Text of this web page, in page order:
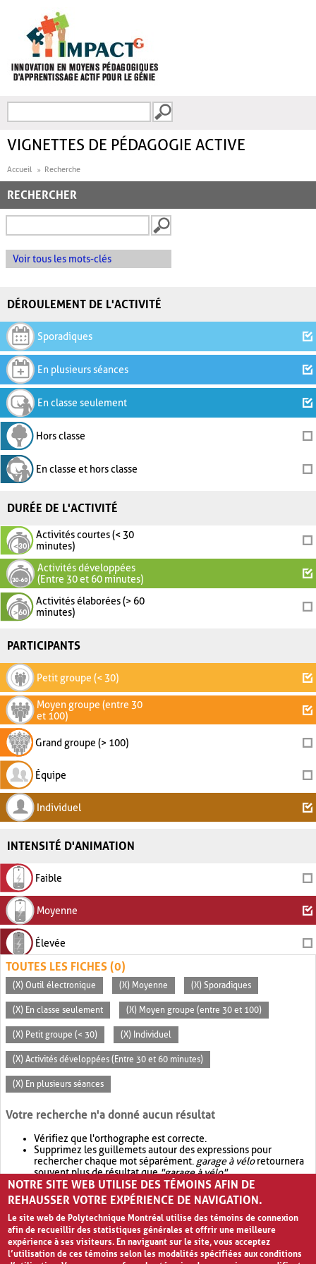
FORMULAIRE DE
VIGNETTES DE PÉDAGOGIE ACTIVE
Accueil Recherche
RECHERCHER
Voir tous les mots-clés
DÉROULEMENT DE L'ACTIVITÉ
Sporadiques
En plusieurs séances
En classe seulement
Hors classe
En classe et hors classe
DURÉE DE L'ACTIVITÉ
Activités courtes (< 30
minutes)
Activités développées
(Entre 30 et 60 minutes)
Activités élaborées (> 60
minutes)
PARTICIPANTS
Petit groupe (< 30)
Moyen groupe (entre 30
et 100)
Grand groupe (> 100)
Équipe
Individuel
INTENSITÉ D'ANIMATION
Faible
Moyenne
Élevée
TOUTES LES FICHES (0)
(X) Outil électronique (X) Moyenne (X) Sporadiques
(X) En classe seulement (X) Moyen groupe (entre 30 et 100)
(X) Petit groupe (< 30) (X) Individuel
(X) Activités développées (Entre 30 et 60 minutes)
(X) En plusieurs séances
Votre recherche n'a donné aucun résultat
Vérifiez que l'orthographe est correcte.
Supprimez les guillemets autour des expressions pour
rechercher chaque mot séparément. garage à véloretournera
souvent plus de résultat que"garage à vélo".
Envisagez d'élargir votre recherche avec OR.garage OR vélo
retournera souvent plus de résultat quegarage à vélo
NOTRE SITE WEB UTILISE DES TÉMOINS AFIN DE
REHAUSSER VOTRE EXPÉRIENCE DE NAVIGATION.
Le site web de Polytechnique Montréal utilise des témoins de connexion
afin de recueillir des statistiques générales et offrir une meilleure
expérience à ses visiteurs. En naviguant sur le site, vous acceptez
l’utilisation de ces témoins selon les modalités spécifiées aux conditions